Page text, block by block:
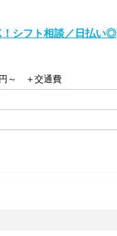
！シフト相談／日払い◎
円～ ＋交通費